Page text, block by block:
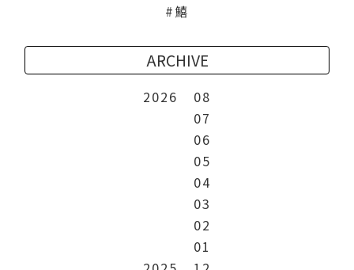
鱚
ARCHIVE
2026
08
07
06
05
04
03
02
01